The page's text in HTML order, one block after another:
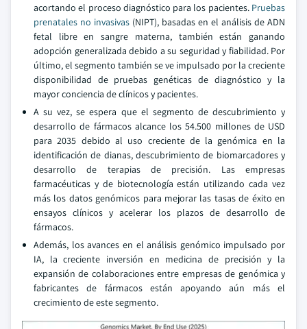
acortando el proceso diagnóstico para los pacientes. Pruebas
prenatales no invasivas (NIPT), basadas en el análisis de ADN
fetal libre en sangre materna, también están ganando
adopción generalizada debido a su seguridad y fiabilidad. Por
último, el segmento también se ve impulsado por la creciente
disponibilidad de pruebas genéticas de diagnóstico y la
mayor conciencia de clínicos y pacientes.
A su vez, se espera que el segmento de descubrimiento y
desarrollo de fármacos alcance los 54.500 millones de USD
para 2035 debido al uso creciente de la genómica en la
identificación de dianas, descubrimiento de biomarcadores y
desarrollo de terapias de precisión. Las empresas
farmacéuticas y de biotecnología están utilizando cada vez
más los datos genómicos para mejorar las tasas de éxito en
ensayos clínicos y acelerar los plazos de desarrollo de
fármacos.
Además, los avances en el análisis genómico impulsado por
IA, la creciente inversión en medicina de precisión y la
expansión de colaboraciones entre empresas de genómica y
fabricantes de fármacos están apoyando aún más el
crecimiento de este segmento.